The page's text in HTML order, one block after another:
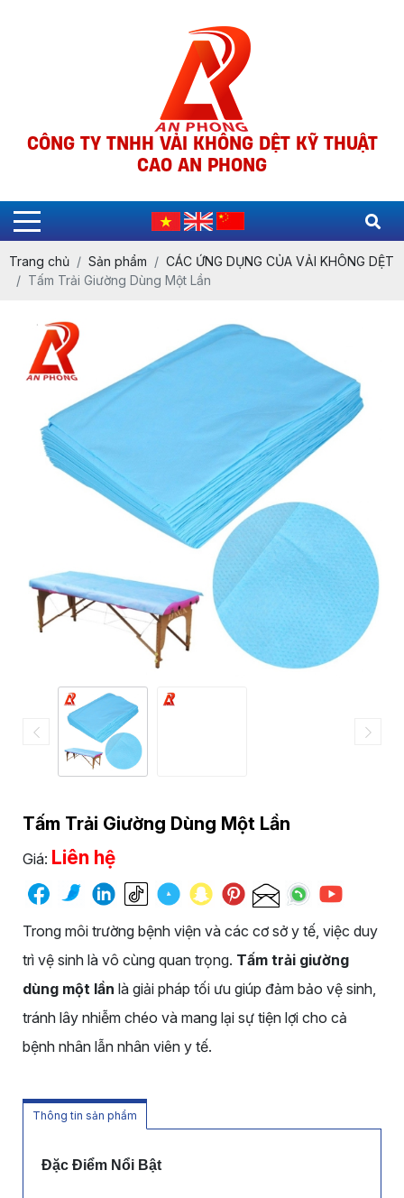
CÔNG TY TNHH VẢI KHÔNG DỆT KỸ THUẬT
CAO AN PHONG
Trang chủ Sản phẩm
CÁC ỨNG DỤNG CỦA VẢI KHÔNG DỆT
Tấm Trải Giường Dùng Một Lần
Tấm Trải Giường Dùng Một Lần
Giá: Liên hệ
Trong môi trường bệnh viện và các cơ sở y tế, việc duy
trì vệ sinh là vô cùng quan trọng. Tấm trải giường
dùng một lần là giải pháp tối ưu giúp đảm bảo vệ sinh,
tránh lây nhiễm chéo và mang lại sự tiện lợi cho cả
bệnh nhân lẫn nhân viên y tế.
Thông tin sản phẩm
Đặc Điểm Nổi Bật